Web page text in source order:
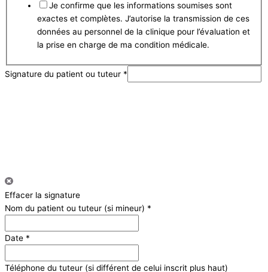
Je confirme que les informations soumises sont
exactes et complètes. J’autorise la transmission de ces
données au personnel de la clinique pour l’évaluation et
la prise en charge de ma condition médicale.
Signature du patient ou tuteur *
Effacer la signature
Nom du patient ou tuteur (si mineur) *
Date *
Téléphone du tuteur (si différent de celui inscrit plus haut)